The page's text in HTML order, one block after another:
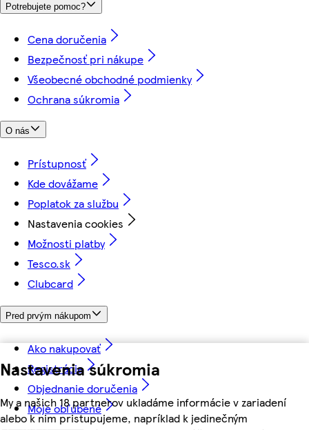
Nastavenia súkromia
My a našich 18 partnerov ukladáme informácie v zariadení
alebo k nim pristupujeme, napríklad k jedinečným
Potrebujete pomoc?
Cena doručenia
Bezpečnosť pri nákupe
Všeobecné obchodné podmienky
Ochrana súkromia
O nás
Prístupnosť
Kde dovážame
Poplatok za službu
Nastavenia cookies
Možnosti platby
Tesco.sk
Clubcard
Pred prvým nákupom
Ako nakupovať
Registrácia
Objednanie doručenia
Moje obľúbené